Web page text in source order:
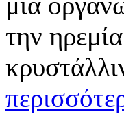
την